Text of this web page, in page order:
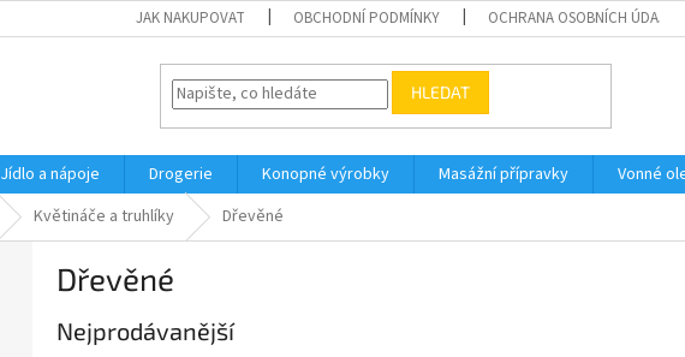
JAK NAKUPOVAT OBCHODNÍ PODMÍNKY OCHRANA OSOBNÍCH ÚDAJŮ
HLEDAT
Jídlo a nápoje Drogerie Konopné výrobky Masážní přípravky Vonné
Květináče a truhlíky Dřevěné
Dřevěné
Nejprodávanější